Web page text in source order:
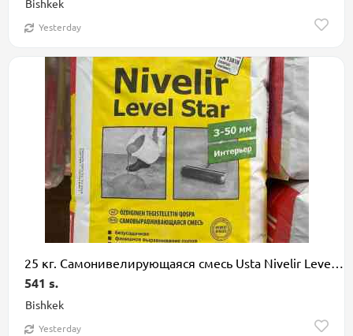
Bishkek
Yesterday
25 кг. Самонивелирующаяся смесь Usta Nivelir Level Star предназначена
Bishkek
541 s.
Yesterday